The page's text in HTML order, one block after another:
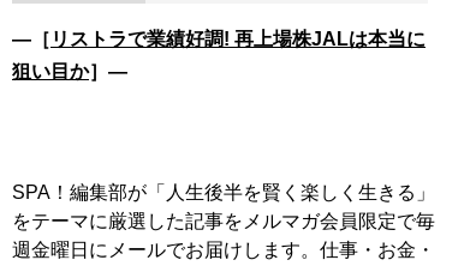
―［ リストラで業績好調! 再上場株JALは本当に
狙い目か］―
SPA！編集部が「人生後半を賢く楽しく生きる」
をテーマに厳選した記事をメルマガ会員限定で毎
週金曜日にメールでお届けします。仕事・お金・